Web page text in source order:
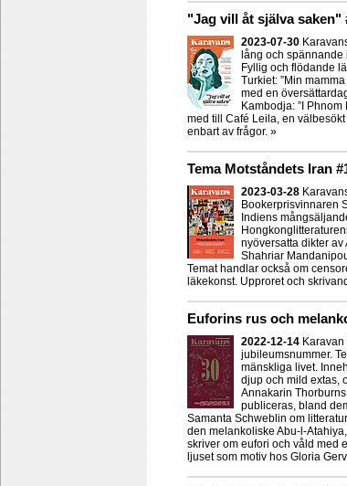
"Jag vill åt själva saken"
2023-07-30
lång och
Fyllig och flödande
Turkiet: ”Min
med en
Kambodja: ”I
med till Café Leila, en
enbart av frågor. »
Tema Motståndets Iran
2023-03-28
Bookerprisvinnaren
Indiens
nyöversatta dikter
Shahriar
Temat handlar också om
läkekonst. Upproret och
Euforins rus och
2022-12-14
jubileumsnummer.
mänskliga livet.
djup och mild extas,
Annakarin
publiceras, bland
Samanta Schweblin om
den melankoliske Abu-l-
skriver om eufori och våld med
ljuset som motiv hos Gloria